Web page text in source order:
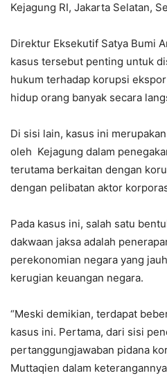
Kejagung RI, Jakarta Selatan,
Direktur Eksekutif Satya Bumi
kasus tersebut penting untuk
hukum terhadap korupsi
hidup orang banyak secara
Di sisi lain, kasus ini
oleh Kejagung dalam
terutama berkaitan dengan
dengan pelibatan aktor
Pada kasus ini, salah satu
dakwaan jaksa adalah
perekonomian negara yang
kerugian keuangan negara.
“Meski demikian, terdapat
kasus ini. Pertama, dari sisi
pertanggungjawaban pidana
Muttaqien dalam